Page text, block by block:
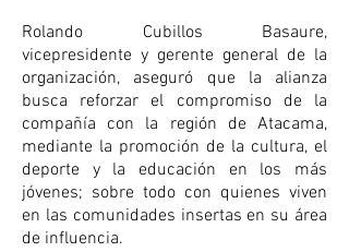
Rolando Cubillos Basaure,
vicepresidente y gerente general de la
organización, aseguró que la alianza
busca reforzar el compromiso de la
compañía con la región de Atacama,
mediante la promoción de la cultura, el
deporte y la educación en los más
jóvenes; sobre todo con quienes viven
en las comunidades insertas en su área
de influencia.